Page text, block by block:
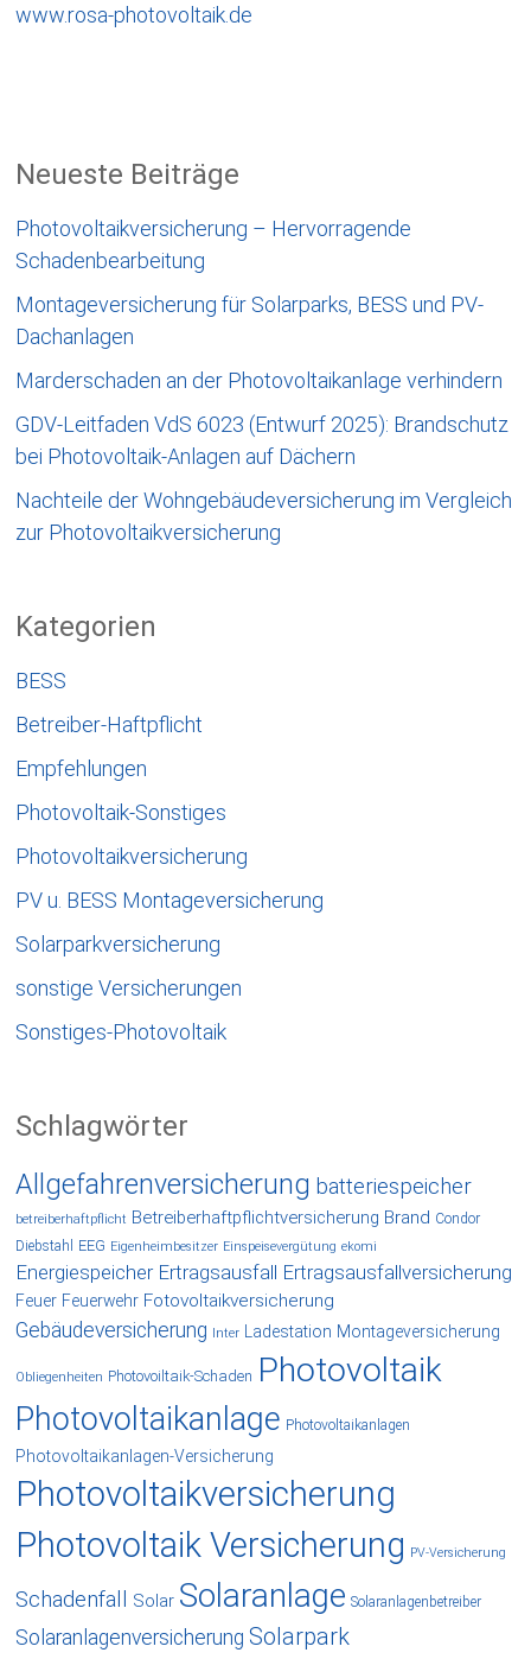
www.rosa-photovoltaik.de
Neueste Beiträge
Photovoltaikversicherung – Hervorragende
Schadenbearbeitung
Montageversicherung für Solarparks, BESS und PV-
Dachanlagen
Marderschaden an der Photovoltaikanlage verhindern
GDV-Leitfaden VdS 6023 (Entwurf 2025): Brandschutz
bei Photovoltaik-Anlagen auf Dächern
Nachteile der Wohngebäudeversicherung im Vergleich
zur Photovoltaikversicherung
Kategorien
BESS
Betreiber-Haftpflicht
Empfehlungen
Photovoltaik-Sonstiges
Photovoltaikversicherung
PV u. BESS Montageversicherung
Solarparkversicherung
sonstige Versicherungen
Sonstiges-Photovoltaik
Schlagwörter
Allgefahrenversicherung batteriespeicher
betreiberhaftpflicht Betreiberhaftpflichtversicherung Brand Condor
Diebstahl
EEG Eigenheimbesitzer Einspeisevergütung ekomi
Energiespeicher Ertragsausfall Ertragsausfallversicherung
Feuer Feuerwehr Fotovoltaikversicherung
Gebäudeversicherung Inter Ladestation Montageversicherung
Obliegenheiten Photovoiltaik-Schaden Photovoltaik
Photovoltaikanlage Photovoltaikanlagen
Photovoltaikanlagen-Versicherung
Photovoltaikversicherung
Photovoltaik Versicherung PV-Versicherung
Schadenfall Solar Solaranlage Solaranlagenbetreiber
Solaranlagenversicherung Solarpark